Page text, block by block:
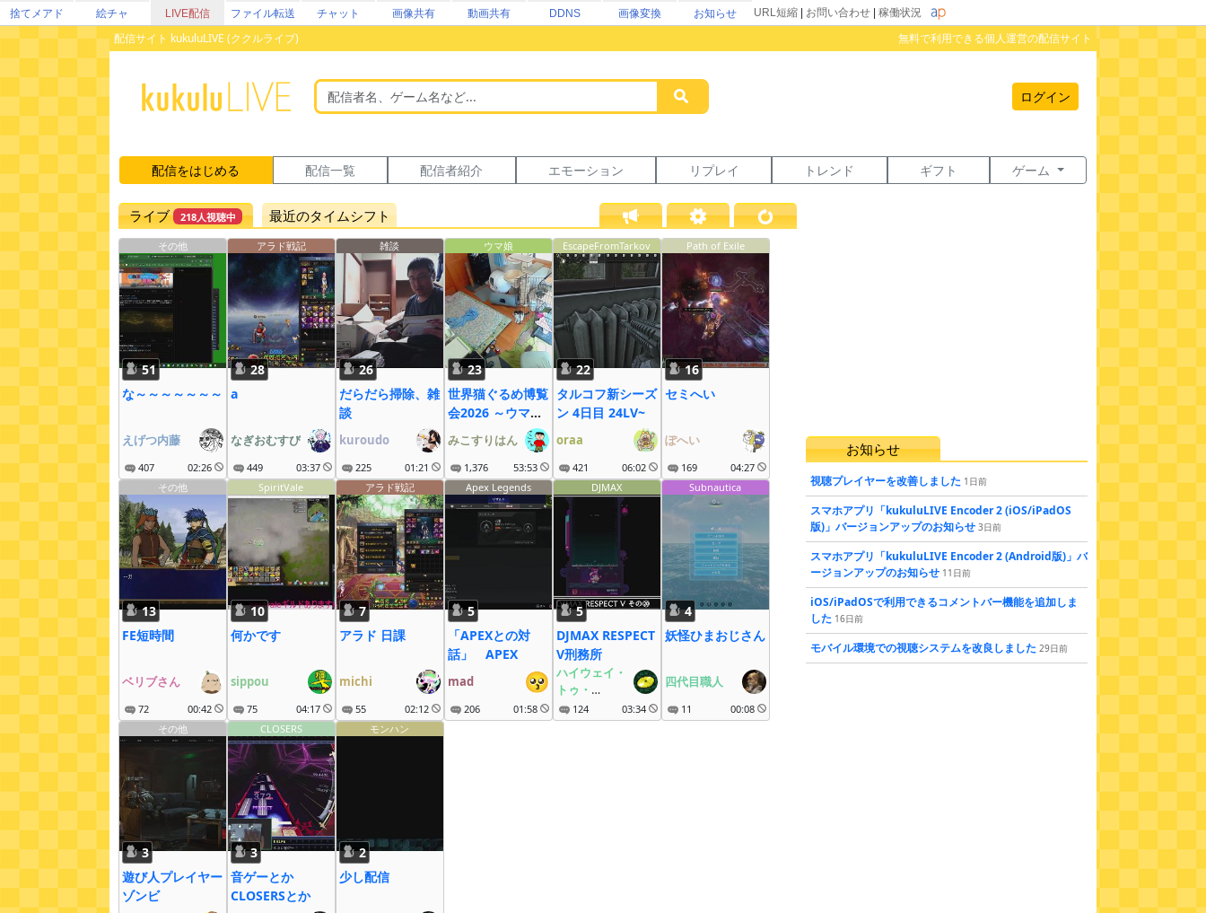
捨てメアド 絵チャ LIVE配信 ファイル転送 チャット 画像共有 動画共有 DDNS 画像変換 お知らせ URL短縮 お問い合わせ 稼働状況
配信サイト kukuluLIVE (ククルライブ) 無料で利用できる個人運営の配信サイト
ログイン
配信をはじめる 配信一覧 配信者紹介 エモーション リプレイ トレンド ギフト ゲーム
ライブ 218人視聴中 最近のタイムシフト
その他
51
な～～～～～～～
えげつ内藤
407 02:26
アラド戦記
28
a
なぎおむすび
449 03:37
雑談
26
だらだら掃除、雑
談
kuroudo
225 01:21
ウマ娘
23
世界猫ぐるめ博覧
会2026 ～ウマ娘
も大疾走にゃ～
みこすりはん
1,376 53:53
EscapeFromTarkov
22
タルコフ新シーズ
ン 4日目 24LV~
oraa
421 06:02
Path of Exile
16
セミへい
ぽへい
169
04:27
その他
13
FE短時間
ベリブさん
72 00:42
SpiritVale
10
何かです
sippou
75 04:17
アラド戦記
7
アラド 日課
michi
55 02:12
Apex Legends
5
「APEXとの対
話」 APEX
mad
206 01:58
DJMAX
5
DJMAX RESPECT
V刑務所
ハイウェイ・
トゥ・
ヘルのDISC
124 03:34
Subnautica
4
妖怪ひまおじさん
四代目職人
11
00:08
その他
3
遊び人プレイヤー
ゾンビ
CLOSERS
3
音ゲーとか
CLOSERSとか
モンハン
2
少し配信
お知らせ
視聴プレイヤーを改善しました 1 日前
スマホアプリ「kukuluLIVE Encoder 2 (iOS/iPadOS
版)」バージョンアップのお知らせ 3日前
スマホアプリ「kukuluLIVE Encoder 2 (Android版)」バ
ージョンアップのお知らせ 11 日前
iOS/iPadOSで利用できるコメントバー機能を追加しま
した 16日前
モバイル環境での視聴システムを改良しました 29日前